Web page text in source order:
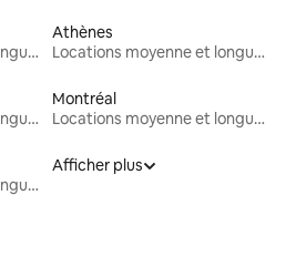
Locations moyenne et longue durée
Athènes
Locations moyenne et longue durée
Locations moyenne et longue durée
Montréal
Locations moyenne et longue durée
Locations moyenne et longue durée
Afficher plus